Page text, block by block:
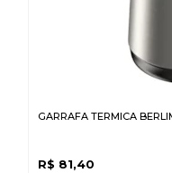
GARRAFA TERMICA
R$ 81,40